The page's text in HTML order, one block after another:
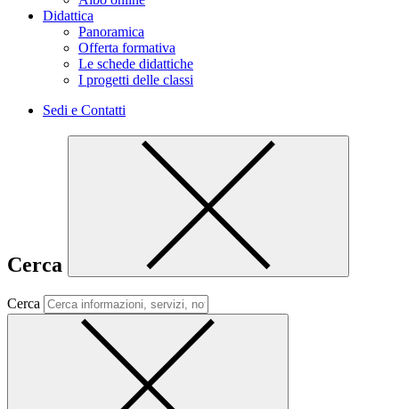
Didattica
Panoramica
Offerta formativa
Le schede didattiche
I progetti delle classi
Sedi e Contatti
Cerca
Cerca